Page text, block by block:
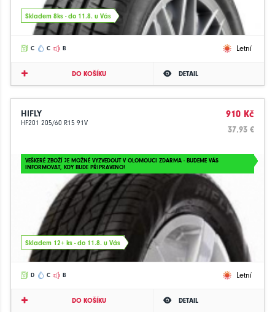
Skladem 8ks - do 11.8. u Vás
C C B Letní
DO KOŠÍKU DETAIL
HIFLY
HF201 205/60 R15 91V
910 Kč
37.93 €
VEŠKERÉ ZBOŽÍ JE MOŽNÉ VYZVEDOUT V OLOMOUCI ZDARMA - BUDEME VÁS
INFORMOVAT, KDY BUDE PŘIPRAVENO!
Skladem 12+ ks - do 11.8. u Vás
D C B Letní
DO KOŠÍKU DETAIL